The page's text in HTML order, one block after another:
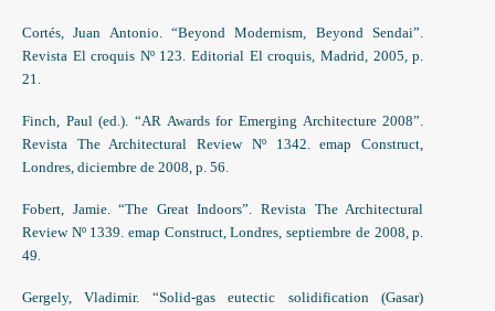
Cortés, Juan Antonio. “Beyond Modernism, Beyond Sendai”.
Revista El croquis Nº 123. Editorial El croquis, Madrid, 2005, p.
21.
Finch, Paul (ed.). “AR Awards for Emerging Architecture 2008”.
Revista The Architectural Review Nº 1342. emap Construct,
Londres, diciembre de 2008, p. 56.
Fobert, Jamie. “The Great Indoors”. Revista The Architectural
Review Nº 1339. emap Construct, Londres, septiembre de 2008, p.
49.
Gergely, Vladimir. “Solid-gas eutectic solidification (Gasar)